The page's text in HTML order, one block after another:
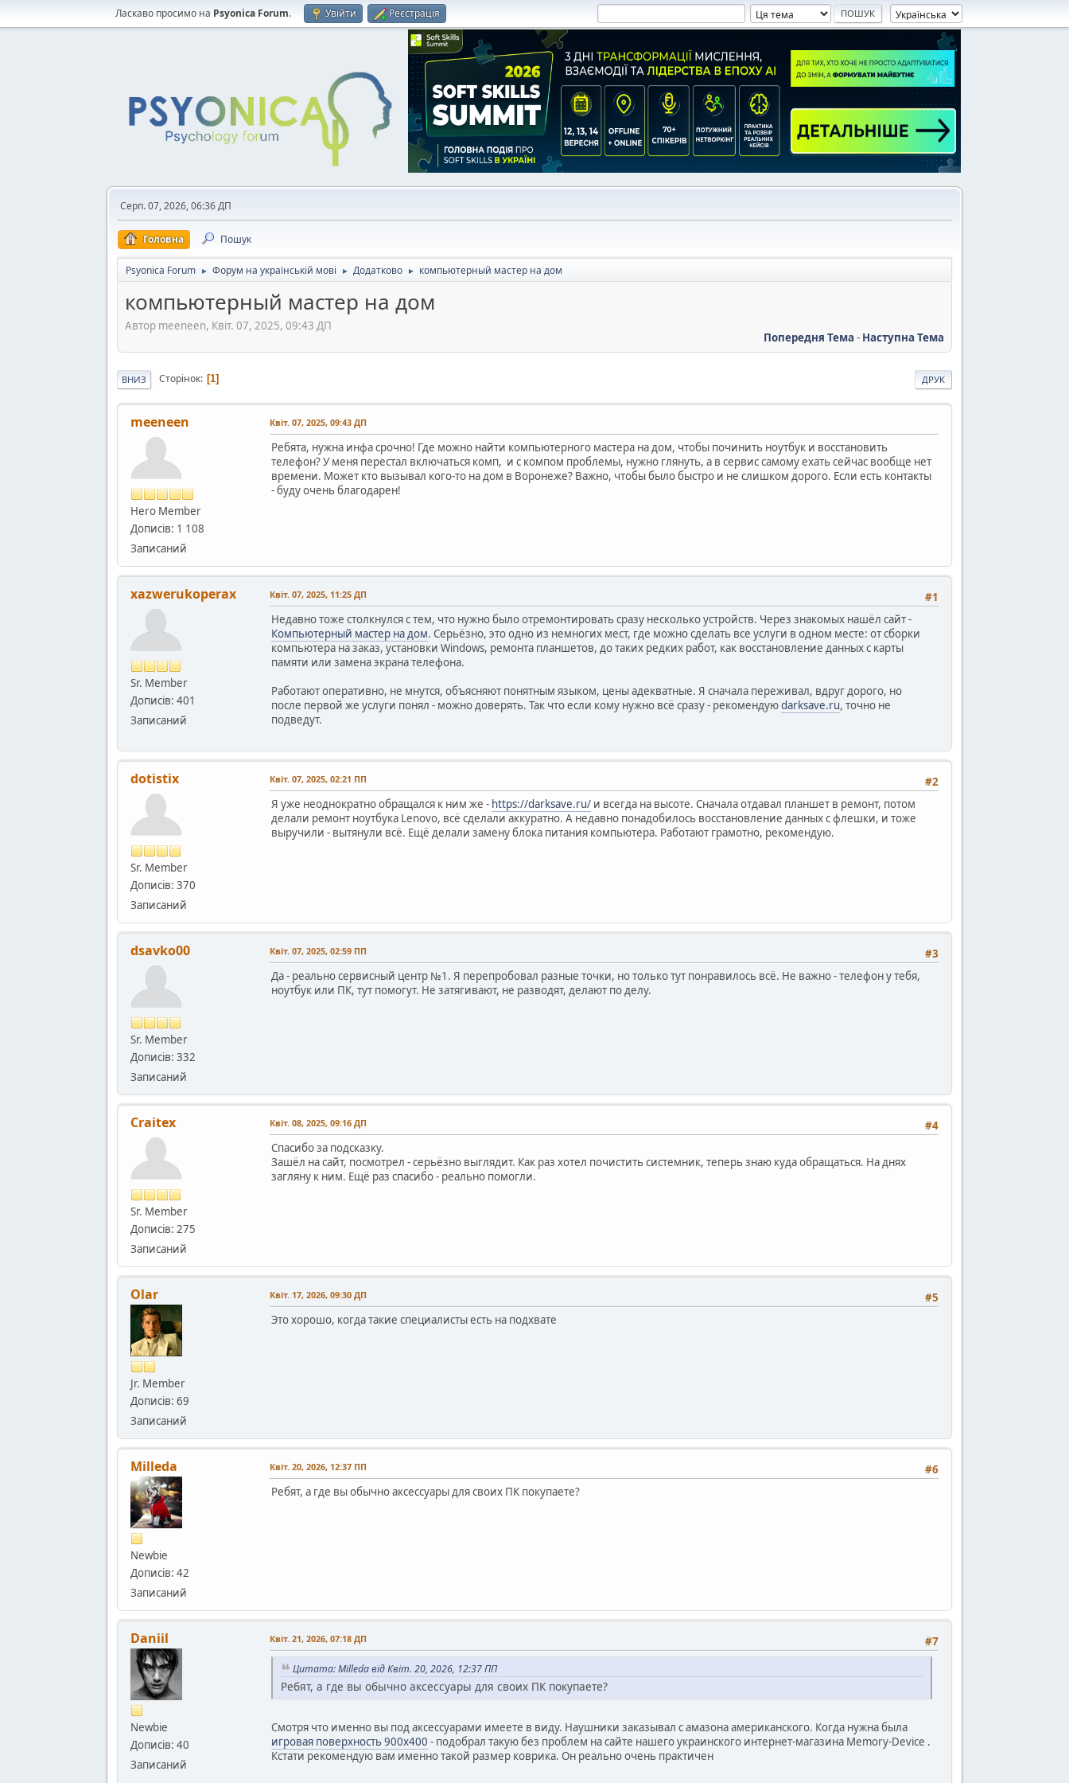
Ласкаво просимо на Psyonica Forum. Увійти Реєстрація
Серп. 07, 2026, 06:36 ДП
Головна Пошук
Psyonica Forum ► Форум на українській мові ► Додатково ► компьютерный мастер на дом
компьютерный мастер на дом
Автор meeneen, Квіт. 07, 2025, 09:43 ДП
Попередня Тема - Наступна Тема
ДРУК
ВНИЗ Сторінок 1
meeneen
Hero Member
Дописів: 1 108
Записаний
Квіт. 07, 2025, 09:43 ДП
Ребята, нужна инфа срочно! Где можно найти компьютерного мастера на дом, чтобы починить ноутбук и восстановить
телефон? У меня перестал включаться комп, и с компом проблемы, нужно глянуть, а в сервис самому ехать сейчас вообще нет
времени. Может кто вызывал кого-то на дом в Воронеже? Важно, чтобы было быстро и не слишком дорого. Если есть контакты
- буду очень благодарен!
xazwerukoperax
Sr. Member
Дописів: 401
Записаний
#1
Квіт. 07, 2025, 11:25 ДП
Недавно тоже столкнулся с тем, что нужно было отремонтировать сразу несколько устройств. Через знакомых нашёл сайт -
Компьютерный мастер на дом. Серьёзно, это одно из немногих мест, где можно сделать все услуги в одном месте: от сборки
компьютера на заказ, установки Windows, ремонта планшетов, до таких редких работ, как восстановление данных с карты
памяти или замена экрана телефона.
Работают оперативно, не мнутся, объясняют понятным языком, цены адекватные. Я сначала переживал, вдруг дорого, но
после первой же услуги понял - можно доверять. Так что если кому нужно всё сразу - рекомендуюdarksave.ru, точно не
подведут.
dotistix
Sr. Member
Дописів: 370
Записаний
#2
Квіт. 07, 2025, 02:21 ПП
Я уже неоднократно обращался к ним же - https://darksave.ru/ и всегда на высоте. Сначала отдавал планшет в ремонт, потом
делали ремонт ноутбука Lenovo, всё сделали аккуратно. А недавно понадобилось восстановление данных с флешки, и тоже
выручили - вытянули всё. Ещё делали замену блока питания компьютера. Работают грамотно, рекомендую.
dsavko00
Sr. Member
Дописів: 332
Записаний
#3
Квіт. 07, 2025, 02:59 ПП
Да - реально сервисный центр №1. Я перепробовал разные точки, но только тут понравилось всё. Не важно - телефон у тебя,
ноутбук или ПК, тут помогут. Не затягивают, не разводят, делают по делу.
Craitex
Sr. Member
Дописів: 275
Записаний
#4
Квіт. 08, 2025, 09:16 ДП
Спасибо за подсказку.
Зашёл на сайт, посмотрел - серьёзно выглядит. Как раз хотел почистить системник, теперь знаю куда обращаться. На днях
загляну к ним. Ещё раз спасибо - реально помогли.
Olar
Jr. Member
Дописів: 69
Записаний
#5
Квіт. 17, 2026, 09:30 ДП
Это хорошо, когда такие специалисты есть на подхвате
Milleda
Newbie
Дописів: 42
Записаний
#6
Квіт. 20, 2026, 12:37 ПП
Ребят, а где вы обычно аксессуары для своих ПК покупаете?
Daniil
Newbie
Дописів: 40
Записаний
#7
Квіт. 21, 2026, 07:18 ДП
Цитата: Milleda від Квіт. 20, 2026, 12:37 ПП
Ребят, а где вы обычно аксессуары для своих ПК покупаете?
Смотря что именно вы под аксессуарами имеете в виду. Наушники заказывал с амазона американского. Когда нужна была
игровая поверхность 900х400 - подобрал такую без проблем на сайте нашего украинского интернет-магазина Memory-Device .
Кстати рекомендую вам именно такой размер коврика. Он реально очень практичен